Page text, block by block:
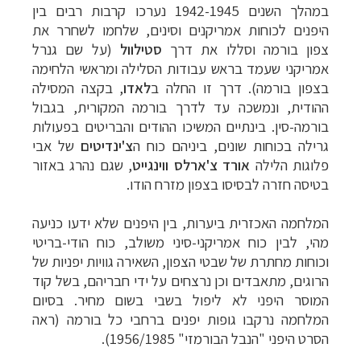
במהלך השנים 1942-1945 נערכו קרבות
רבים בין
היפנים לכוחות אמריקנים וסינים, שלחמו לשחרר את
צפון בורמה וסללו את דרך סטילוול (על שם גנרל
אמריקני שעמד בראש עבודות הסלילה ומראשי הלחימה
בצפון בורמה). דרך זו החלה בלאדו, בקצה המסילה
ההודית,ונמשכה עד לדרך בורמה המקורית, בגבול
בורמה-סין. בינתיים המשיכו ההודים והבריטים בפעולות
גרילה בכוחות שונים, ביניהם כוח הצ'ינדיטים של אבי
פלוגות הלילה אורד צ'ארלס ווינגייט,שגם נהרג באזור
בטיסה חזרה לבסיסו בצפון מזרח הודו.
המלחמה האכזרית ביערות, בין היפנים שלאידעו כניעה
מהי, לבין כוח אמריקני-סיני משולב, כוח הודי-בריטי
וכוחות מחתרת שלשבטי הצפון, השאירה גוויות יפניות של
הרוגים, מתאבדים וכן נרצחים על ידי חבריהם,בשל קוד
המוסר היפני לא ליפול בשבי בשום מחיר. בסיום
המלחמה נרקבו גופות יפנים ברחבי כל בורמה (ראה
הסרט היפני "הנבל הבורמזי" 1956/1985).